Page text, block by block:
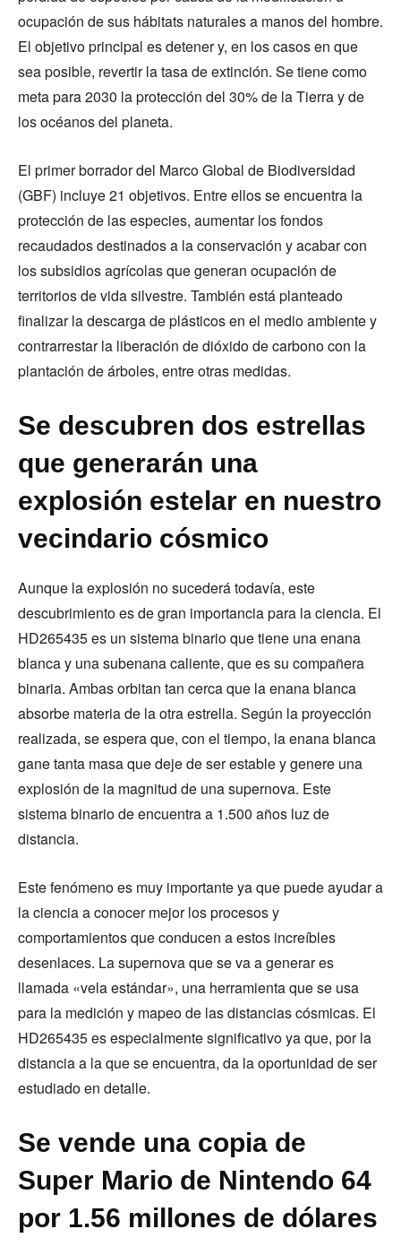
ocupación de sus hábitats naturales a manos del hombre.
El objetivo principal es detener y, en los casos en que
sea posible, revertir la tasa de extinción. Se tiene como
meta para 2030 la protección del 30% de la Tierra y de
los océanos del planeta.
El primer borrador del Marco Global de Biodiversidad
(GBF) incluye 21 objetivos. Entre ellos se encuentra la
protección de las especies, aumentar los fondos
recaudados destinados a la conservación y acabar con
los subsidios agrícolas que generan ocupación de
territorios de vida silvestre. También está planteado
finalizar la descarga de plásticos en el medio ambiente y
contrarrestar la liberación de dióxido de carbono con la
plantación de árboles, entre otras medidas.
Se descubren dos estrellas
que generarán una
explosión estelar en nuestro
vecindario cósmico
Aunque la explosión no sucederá todavía, este
descubrimiento es de gran importancia para la ciencia. El
HD265435 es un sistema binario que tiene una enana
blanca y una subenana caliente, que es su compañera
binaria. Ambas orbitan tan cerca que la enana blanca
absorbe materia de la otra estrella. Según la proyección
realizada, se espera que, con el tiempo, la enana blanca
gane tanta masa que deje de ser estable y genere una
explosión de la magnitud de una supernova. Este
sistema binario de encuentra a 1.500 años luz de
distancia.
Este fenómeno es muy importante ya que puede ayudar a
la ciencia a conocer mejor los procesos y
comportamientos que conducen a estos increíbles
desenlaces. La supernova que se va a generar es
llamada «vela estándar», una herramienta que se usa
para la medición y mapeo de las distancias cósmicas. El
HD265435 es especialmente significativo ya que, por la
distancia a la que se encuentra, da la oportunidad de ser
estudiado en detalle.
Se vende una copia de
Super Mario de Nintendo 64
por 1.56 millones de dólares